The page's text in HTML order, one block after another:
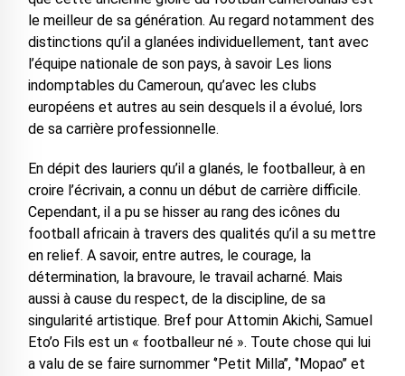
le meilleur de sa génération. Au regard notamment des
distinctions qu’il a glanées individuellement, tant avec
l’équipe nationale de son pays, à savoir Les lions
indomptables du Cameroun, qu’avec les clubs
européens et autres au sein desquels il a évolué, lors
de sa carrière professionnelle.
En dépit des lauriers qu’il a glanés, le footballeur, à en
croire l’écrivain, a connu un début de carrière difficile.
Cependant, il a pu se hisser au rang des icônes du
football africain à travers des qualités qu’il a su mettre
en relief. A savoir, entre autres, le courage, la
détermination, la bravoure, le travail acharné. Mais
aussi à cause du respect, de la discipline, de sa
singularité artistique. Bref pour Attomin Akichi, Samuel
Eto’o Fils est un « footballeur né ». Toute chose qui lui
a valu de se faire surnommer ‘’Petit Milla’’, ‘’Mopao’’ et